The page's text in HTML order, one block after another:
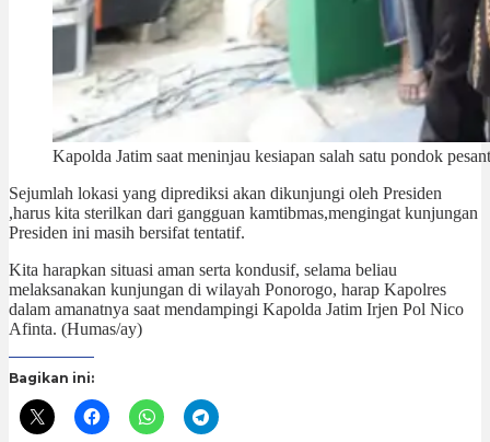
Kapolda Jatim saat meninjau kesiapan salah satu pondok
Sejumlah lokasi yang diprediksi akan dikunjungi oleh Presiden
,harus kita sterilkan dari gangguan kamtibmas,mengingat kunjungan
Presiden ini masih bersifat tentatif.
Kita harapkan situasi aman serta kondusif, selama beliau
melaksanakan kunjungan di wilayah Ponorogo, harap Kapolres
dalam amanatnya saat mendampingi Kapolda Jatim Irjen Pol Nico
Afinta. (Humas/ay)
Bagikan ini: